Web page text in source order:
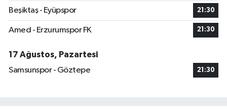
Beşiktaş - Eyüpspor 21:30
Amed - Erzurumspor FK 21:30
17 Ağustos, Pazartesi
Samsunspor - Göztepe
21:30